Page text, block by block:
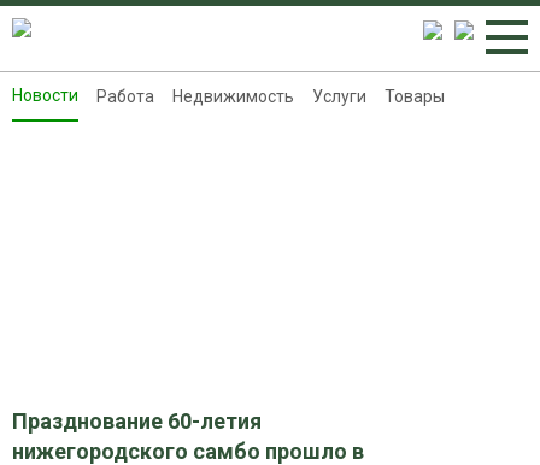
Новости
Новости Работа Недвижимость Услуги Товары
Празднование 60-летия
нижегородского самбо прошло в